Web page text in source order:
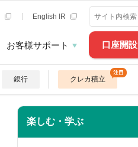
口座開設
English IR
お客様サポート
銀行 クレカ積立
楽しむ・学ぶ